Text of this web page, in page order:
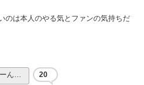
のは本人のやる気とファンの気持ちだ
ん… 20